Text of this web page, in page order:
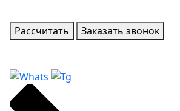
Рассчитать Заказать звонок